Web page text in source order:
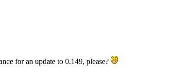
for an update to 0.149, please?